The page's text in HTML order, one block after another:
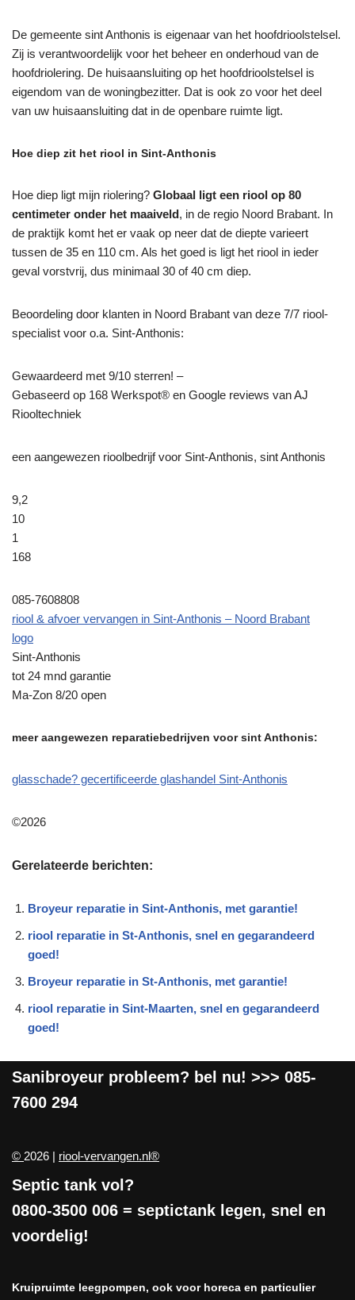
De gemeente sint Anthonis is eigenaar van het hoofdrioolstelsel.
Zij is verantwoordelijk voor het beheer en onderhoud van de
hoofdriolering. De huisaansluiting op het hoofdrioolstelsel is
eigendom van de woningbezitter. Dat is ook zo voor het deel
van uw huisaansluiting dat in de openbare ruimte ligt.
Hoe diep zit het riool in Sint-Anthonis
Hoe diep ligt mijn riolering? Globaal ligt een riool op 80
centimeter onder het maaiveld, in de regio Noord Brabant. In
de praktijk komt het er vaak op neer dat de diepte varieert
tussen de 35 en 110 cm. Als het goed is ligt het riool in ieder
geval vorstvrij, dus minimaal 30 of 40 cm diep.
Beoordeling door klanten in Noord Brabant van deze 7/7 riool-
specialist voor o.a. Sint-Anthonis:
Gewaardeerd met 9/10 sterren! –
Gebaseerd op 168 Werkspot® en Google reviews van AJ
Riooltechniek
een aangewezen rioolbedrijf voor Sint-Anthonis, sint Anthonis
9,2
10
1
168
085-7608808
riool & afvoer vervangen in Sint-Anthonis – Noord Brabant
logo
Sint-Anthonis
tot 24 mnd garantie
Ma-Zon 8/20 open
meer aangewezen reparatiebedrijven voor sint Anthonis:
glasschade? gecertificeerde glashandel Sint-Anthonis
©2026
Gerelateerde berichten:
Broyeur reparatie in Sint-Anthonis, met garantie!
riool reparatie in St-Anthonis, snel en gegarandeerd
goed!
Broyeur reparatie in St-Anthonis, met garantie!
riool reparatie in Sint-Maarten, snel en gegarandeerd
goed!
Sanibroyeur probleem? bel nu! >>> 085-
7600 294
© 2026 | riool-vervangen.nl®
Septic tank vol?
0800-3500 006 = septictank legen, snel en
voordelig!
Kruipruimte leegpompen, ook voor horeca en particulier